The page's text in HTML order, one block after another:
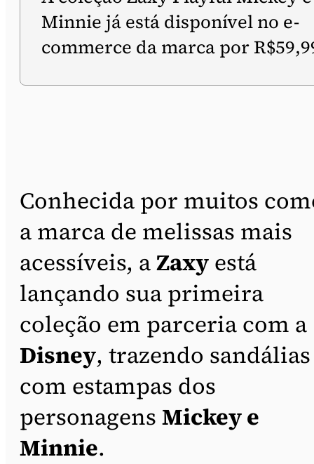
Minnie já está disponível no e-
commerce da marca por
Conhecida por muitos
a marca de melissas mais
acessíveis, aZaxy está
lançando sua primeira
coleção em parceria com a
Disney, trazendo sandálias
com estampas dos
personagens Mickey e
Minnie.